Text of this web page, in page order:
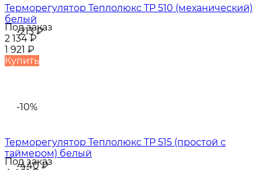
-213₽
Терморегулятор Теплолюкс TP 510 (механический)
белый
Под заказ
2 134₽
1 921 ₽
Купить
-10%
-440₽
Терморегулятор Теплолюкс TP 515 (простой с
таймером) белый
Под заказ